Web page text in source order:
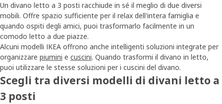
Un divano letto a 3 posti racchiude in sé il meglio di due diversi
mobili. Offre spazio sufficiente per il relax dell'intera famiglia e
quando ospiti degli amici, puoi trasformarlo facilmente in un
comodo letto a due piazze.
Alcuni modelli IKEA offrono anche intelligenti soluzioni integrate per
organizzare piumini e cuscini. Quando trasformi il divano in letto,
puoi utilizzare le stesse soluzioni per i cuscini del divano.
Scegli tra diversi modelli di divani letto a
3 posti